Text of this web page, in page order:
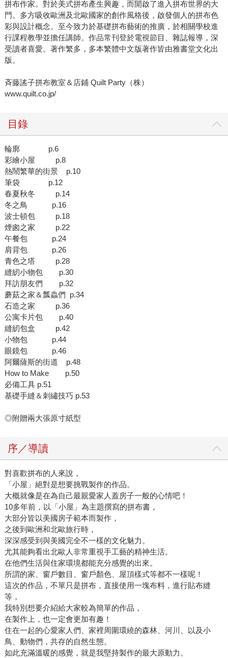
拼布作家。對於美式拼布產生興趣，而開啟了進入拼布世界的大
門。多方吸收歐洲及北歐國家的創作風格後，啟發個人的拼布色
彩與設計概念。至今致力於基礎拼布藝術的推廣，於相關學校進
行課程教學並擔任講師。作品常刊登於電視節目、雜誌報導，深
受讀者喜愛。著作繁多，多本繁體中文版著作皆由雅書堂文化出
版。
斉藤謠子拼布教室＆店鋪 Quilt Party（株）
www.quilt.co.jp/
目錄
輪廓 p.6
彩繪小屋 p.8
熱鬧繁華的街景 p.10
筆袋 p.12
春夏秋冬 p.14
冬之鳥 p.16
波士頓包 p.18
煙囪之家 p.22
午餐包 p.24
肩背包 p.26
青色之塔 p.28
縫紉小物包 p.30
拜訪朋友們 p.32
蘑菇之家＆瓢蟲們 p.34
石造之家 p.36
公寓卡片包 p.40
縫紉包盒 p.42
小物包 p.44
眼鏡包 p.46
阿爾薩斯的街道 p.48
How to Make p.50
必備工具 p.51
基礎手縫＆刺繡技巧 p.53
◎附贈兩大張原寸紙型
序／導讀
對喜歡拼布的人來說，
「小屋」絕對是想要挑戰製作的作品。
大概就像是在為自己最親愛家人蓋房子一般的心情吧！
10多年前，以「小屋」為主題撰寫的拼布書，
大部分皆以美國房子範本而製作，
之後到歐洲和北歐旅行時，
深深感受到與美國完全不一樣的文化魅力。
尤其能夠看出北歐人非常重視手工藝的精神生活。
在他們生活與住家環境都能充分感覺的出來。
所謂的家、窗戶數目、窗戶顏色、屋頂樣式等都不一樣呢！
這次的作品，不單只是拼布，直接使用一塊布料，進行貼布縫
等，
我特別想要介紹給大家較為簡單的作品，
在製作上，也一定會更加有趣！
住在一起的心愛家人們、家裡周圍環繞的森林、河川、以及小
鳥、動物們，共存的自然生態。
如此充滿溫暖的感覺，就是我堅持製作的最大原動力。